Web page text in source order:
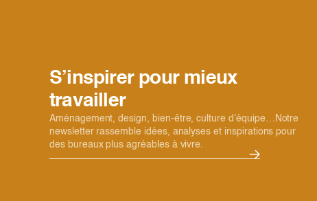
S’inspirer pour mieux
travailler
Aménagement, design, bien-être, culture d’équipe…Notre
newsletter rassemble idées, analyses et inspirations pour
des bureaux plus agréables à vivre.